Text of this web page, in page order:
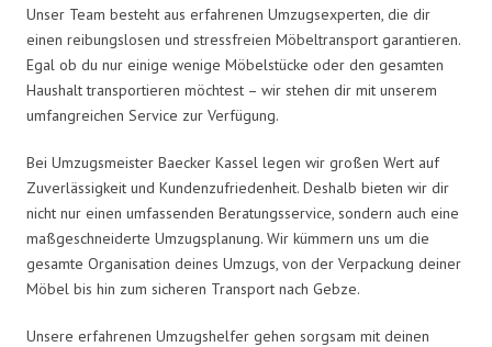
Unser Team besteht aus erfahrenen Umzugsexperten, die dir
einen reibungslosen und stressfreien Möbeltransport garantieren.
Egal ob du nur einige wenige Möbelstücke oder den gesamten
Haushalt transportieren möchtest – wir stehen dir mit unserem
umfangreichen Service zur Verfügung.
Bei Umzugsmeister Baecker Kassel legen wir großen Wert auf
Zuverlässigkeit und Kundenzufriedenheit. Deshalb bieten wir dir
nicht nur einen umfassenden Beratungsservice, sondern auch eine
maßgeschneiderte Umzugsplanung. Wir kümmern uns um die
gesamte Organisation deines Umzugs, von der Verpackung deiner
Möbel bis hin zum sicheren Transport nach Gebze.
Unsere erfahrenen Umzugshelfer gehen sorgsam mit deinen